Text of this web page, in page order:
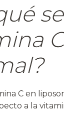
C
C en
a la